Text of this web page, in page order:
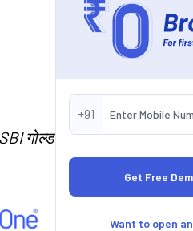
गोल्ड
+91
Want to open